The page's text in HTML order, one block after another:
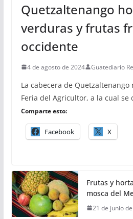
Quetzaltenango
verduras y frutas
occidente
4 de agosto de 2024 Guatediario
La cabecera de
Feria del Agricultor, a la cual se
Comparte esto:
Facebook X
Frutas y
mosca del
21 de junio